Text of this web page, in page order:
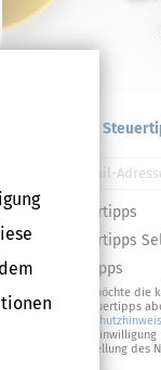
Kostenlose
Steuertipps
Steuertipps
Geldtipps
Ja, ich möchte
von Steuertipps
Meine
Abbestellung des